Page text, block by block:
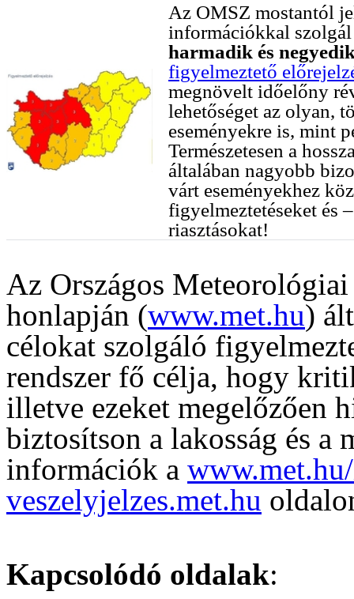
Az OMSZ mostantól
információkkal
harmadik és
figyelmeztető
megnövelt időelőny
lehetőséget az olyan,
eseményekre is, mint
Természetesen a
általában nagyobb
várt eseményekhez
figyelmeztetéseket és
riasztásokat!
Az Országos
honlapján (www.met.hu)
célokat szolgáló
rendszer fő célja, hogy
illetve ezeket megelőzően
biztosítson a lakosság és a
információk a
veszelyjelzes.met.hu
Kapcsolódó oldalak: